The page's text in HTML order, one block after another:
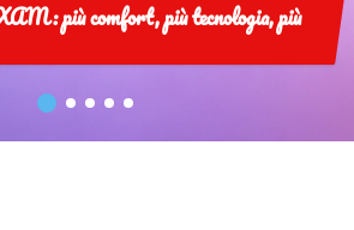
più comfort, più tecnologia, più